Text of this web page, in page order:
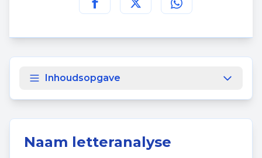
Deel deze pagina op
Deel deze pagina op
Deel deze pagina
Inhoudsopgave
Naam letteranalyse